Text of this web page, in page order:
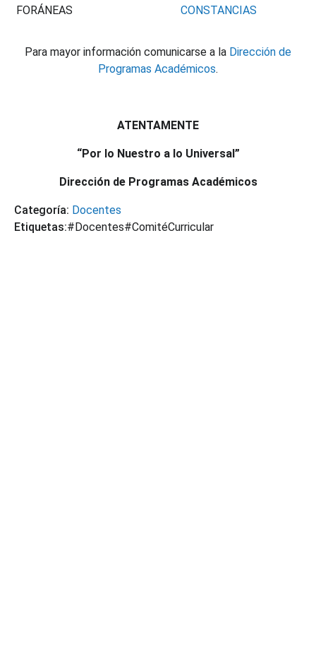
FORÁNEAS CONSTANCIAS
Para mayor información comunicarse a la Dirección de
Programas Académicos.
ATENTAMENTE
“Por lo Nuestro a lo Universal”
Dirección de Programas Académicos
Categoría: Docentes
Etiquetas:#Docentes#ComitéCurricular